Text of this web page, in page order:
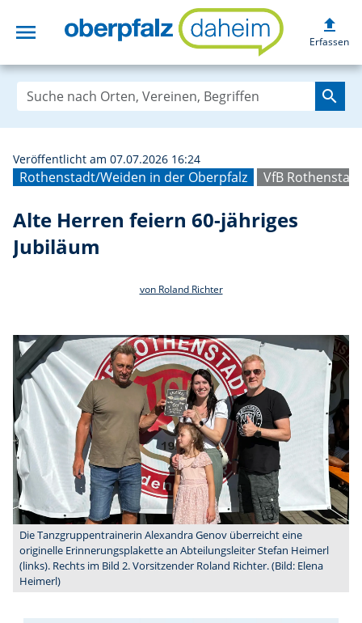
menu Alte Herren
upload
Erfassen
search
Rothenstadt/Weiden in der Oberpfalz VfB Rothenstadt
Veröffentlicht am 07.07.2026 16:24
Alte Herren feiern 60-jähriges
Jubiläum
von Roland Richter
Die Tanzgruppentrainerin Alexandra Genov überreicht eine
originelle Erinnerungsplakette an Abteilungsleiter Stefan Heimerl
(links). Rechts im Bild 2. Vorsitzender Roland Richter. (Bild: Elena
Heimerl)